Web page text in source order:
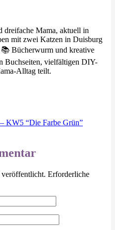
dreifache Mama, aktuell in
mit zwei Katzen in Duisburg
Bücherwurm und kreative
Buchseiten, vielfältigen DIY-
Alltag teilt.
KW5 “Die Farbe Grün”
Erforderliche